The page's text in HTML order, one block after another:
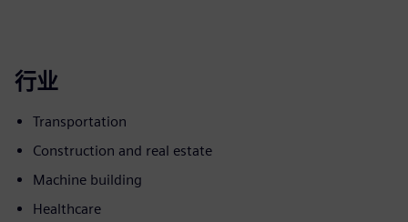
行业
Transportation
Construction and real estate
Machine building
Healthcare